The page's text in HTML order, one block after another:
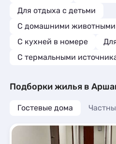
Для отдыха с детьми
С домашними животными
C кухней в номере
С термальными
Подборки жилья в
Гостевые дома